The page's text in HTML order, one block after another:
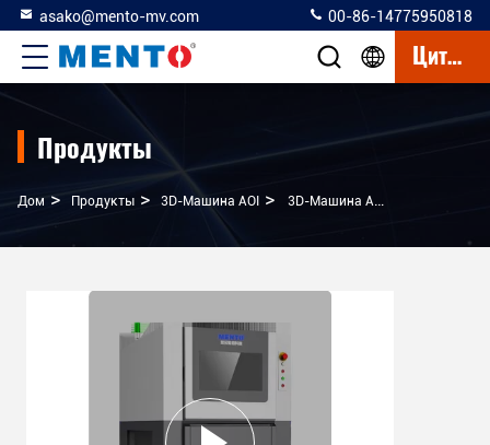
asako@mento-mv.com 00-86-14775950818
Цитата
Продукты
Дом > Продукты > 3D-Машина AOI > 3D-Машина AOI Высокоточное Решение Для Проверки Пасты Для Сварки И 5 Мегапиксельных 3D-Измерений И Сравнений